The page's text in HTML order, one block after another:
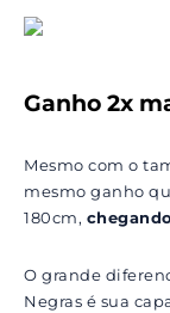
Ganho 2x
Mesmo com o
mesmo ganho
180cm,
O grande
Negras é sua